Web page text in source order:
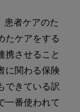
患者ケアのた
たケアをする
携させること
に関わる保険
できている訳
一番使われて